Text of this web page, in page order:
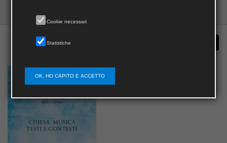
Cookie necessari
Statistiche
OK, HO CAPITO E ACCETTO